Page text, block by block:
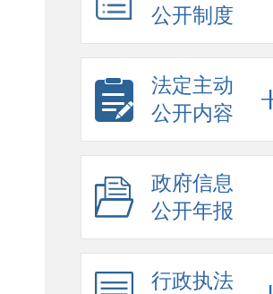
公开制度
法定主动
公开内容
政府信息
公开年报
行政执法